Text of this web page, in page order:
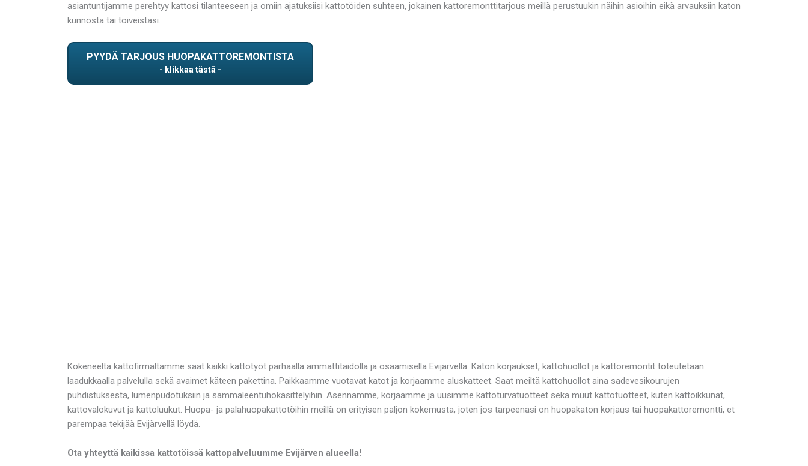
asiantuntijamme perehtyy kattosi tilanteeseen ja omiin ajatuksiisi kattotöiden suhteen, jokainen kattoremonttitarjous meillä perustuukin näihin asioihin eikä arvauksiin katon
kunnosta tai toiveistasi.
PYYDÄ TARJOUS HUOPAKATTOREMONTISTA
Kokeneelta kattofirmaltamme saat kaikki kattotyöt parhaalla ammattitaidolla ja osaamisella Evijärvellä. Katon korjaukset, kattohuollot ja kattoremontit toteutetaan
laadukkaalla palvelulla sekä avaimet käteen pakettina. Paikkaamme vuotavat katot ja korjaamme aluskatteet. Saat meiltä kattohuollot aina sadevesikourujen
puhdistuksesta, lumenpudotuksiin ja sammaleentuhokäsittelyihin. Asennamme, korjaamme ja uusimme kattoturvatuotteet sekä muut kattotuotteet, kuten kattoikkunat,
kattovalokuvut ja kattoluukut. Huopa- ja palahuopakattotöihin meillä on erityisen paljon kokemusta, joten jos tarpeenasi on huopakaton korjaus tai huopakattoremontti, et
parempaa tekijää Evijärvellä löydä.
Ota yhteyttä kaikissa kattotöissä kattopalveluumme Evijärven alueella!